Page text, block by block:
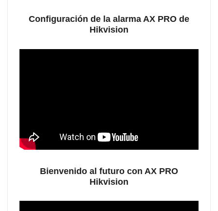
Configuración de la alarma AX PRO de
Hikvision
Bienvenido al futuro con AX PRO
Hikvision